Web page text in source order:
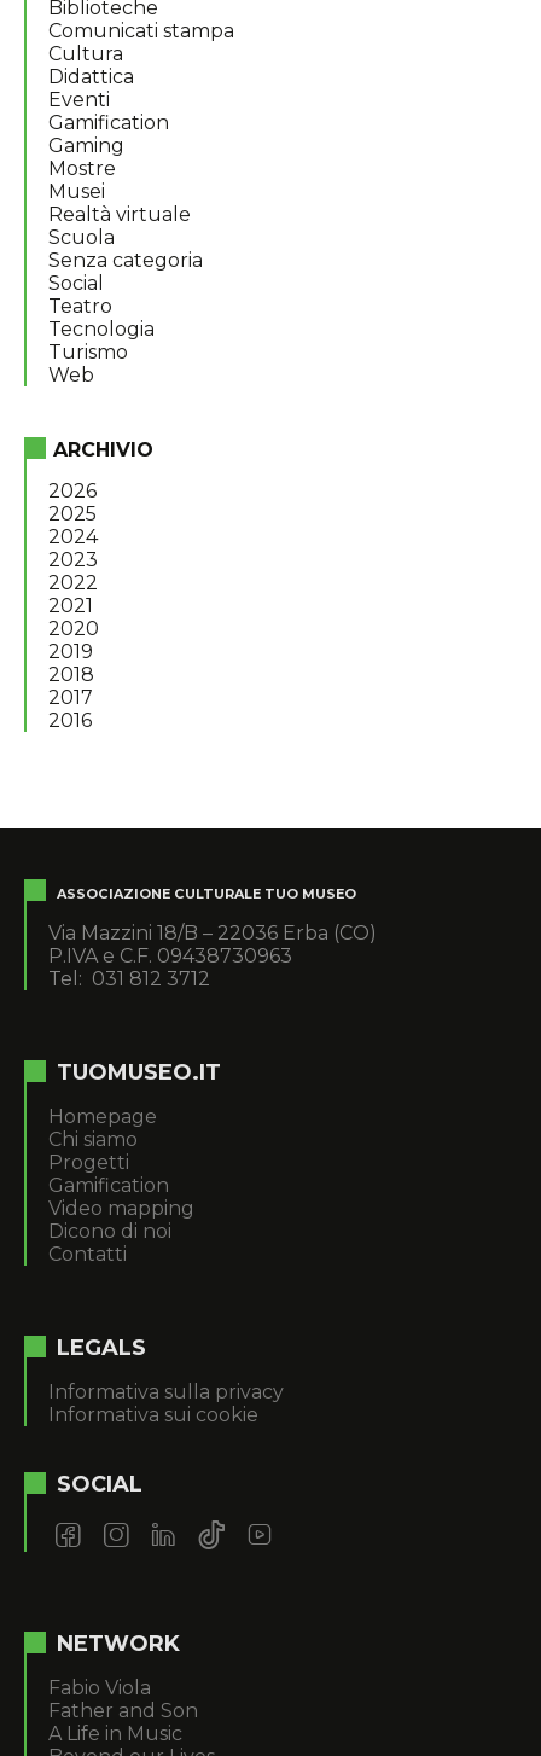
Biblioteche
Comunicati stampa
Cultura
Didattica
Eventi
Gamification
Gaming
Mostre
Musei
Realtà virtuale
Scuola
Senza categoria
Social
Teatro
Tecnologia
Turismo
Web
ARCHIVIO
2026
2025
2024
2023
2022
2021
2020
2019
2018
2017
2016
ASSOCIAZIONE CULTURALE TUO MUSEO
Via Mazzini 18/B – 22036 Erba (CO)
P.IVA e C.F. 09438730963
Tel: 031 812 3712
TUOMUSEO.IT
Homepage
Chi siamo
Progetti
Gamification
Video mapping
Dicono di noi
Contatti
LEGALS
Informativa sulla privacy
Informativa sui cookie
SOCIAL
NETWORK
Fabio Viola
Father and Son
A Life in Music